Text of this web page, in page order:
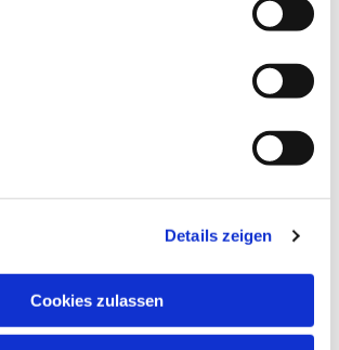
Details zeigen
Cookies zulassen